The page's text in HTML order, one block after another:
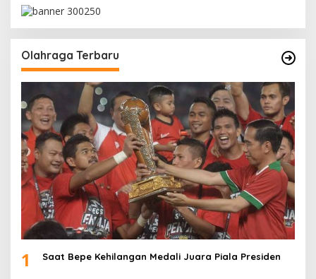
Olahraga Terbaru
1 Saat Bepe Kehilangan Medali Juara Piala Presiden